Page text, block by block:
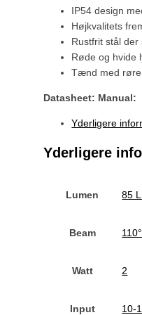
IP54 design
Højkvalitets
Rustfrit stål der
Røde og hvide
Tænd med røre
Datasheet: Manual:
Yderligere
Yderligere
Lumen 85
Beam 110°
Watt 2
Input 10-